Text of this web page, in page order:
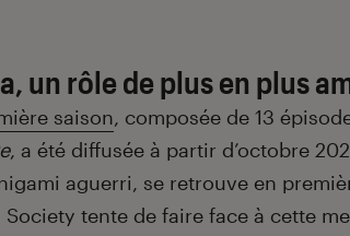
un rôle de plus en plus
saison, composée de 13
, a été diffusée à partir d’octobre
aguerri, se retrouve en
Society tente de faire face à cette